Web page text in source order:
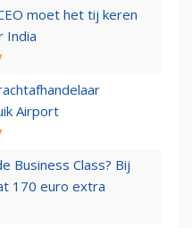
moet het tij keren
India
Airport
Business Class? Bij
170 euro extra